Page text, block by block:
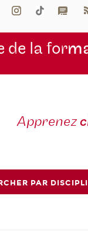
de la for
Apprenez
PAR